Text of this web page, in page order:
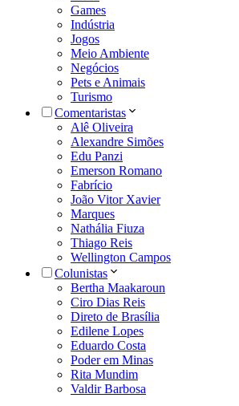
Games
Indústria
Jogos
Meio Ambiente
Negócios
Pets e Animais
Turismo
Comentaristas
Alê Oliveira
Alexandre Simões
Edu Panzi
Emerson Romano
Fabrício
João Vitor Xavier
Marques
Nathália Fiuza
Thiago Reis
Wellington Campos
Colunistas
Bertha Maakaroun
Ciro Dias Reis
Direto de Brasília
Edilene Lopes
Eduardo Costa
Poder em Minas
Rita Mundim
Valdir Barbosa